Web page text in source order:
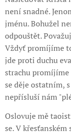
není snadné.
jménu. Bohužel
odpouštět.
Vždyť promíjíme
jde proti duchu
strachu
se děje ostatním,
nepřísluší nám
Oslovuje mě
se. V